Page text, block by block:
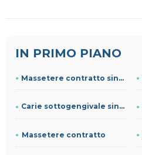
IN PRIMO PIANO
Massetere contratto sintomi
Carie sottogengivale sintomi
Massetere contratto